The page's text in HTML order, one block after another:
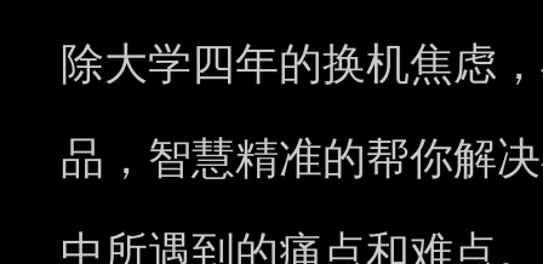
除大学四年的换机焦虑
品，智慧精准的帮你解
中所遇到的痛点和难点。